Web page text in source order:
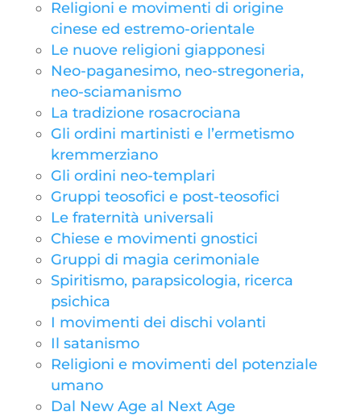
Religioni e movimenti di origine
cinese ed estremo-orientale
Le nuove religioni giapponesi
Neo-paganesimo, neo-stregoneria,
neo-sciamanismo
La tradizione rosacrociana
Gli ordini martinisti e l’ermetismo
kremmerziano
Gli ordini neo-templari
Gruppi teosofici e post-teosofici
Le fraternità universali
Chiese e movimenti gnostici
Gruppi di magia cerimoniale
Spiritismo, parapsicologia, ricerca
psichica
I movimenti dei dischi volanti
Il satanismo
Religioni e movimenti del potenziale
umano
Dal New Age al Next Age